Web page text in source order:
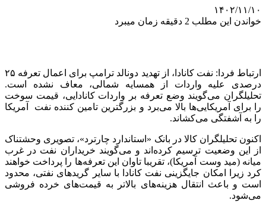
۱۴۰۲/۱۱/۱۰
خواندن این مطلب 2 دقیقه زمان میبرد
ارتباط فردا: نفت کانادا، از تهدید دونالد ترامپ برای اعمال تعرفه ۲۵
درصدی علیه واردات از همسایه شمالی، معاف نشده است.
تحلیلگران می‌گویند وضع تعرفه بر واردات کانادایی، قیمت سوخت
را برای آمریکایی‌ها بالا می‌برد و بزرگترین تامین کننده نفت آمریکا
را به آشفتگی می‌کشاند.
اکنون تحلیلگران کالا در بانک «استاندارد چارترد»، تصویری وحشتناک
از این وضعیت ترسیم کرده‌اند و می‌گویند خریداران نفت در غرب
میانه (مید وست آمریکا)، تقریبا تاوان این تعرفه‌ها را پرداخت خواهند
کرد زیرا امکان جایگزینی نفت کانادا با سایر گریدهای نفتی، محدود
است و باعث انتقال هزینه‌های بالاتر به قیمت‌های خرده فروشی
می‌شود.